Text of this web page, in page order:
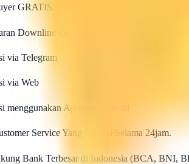
GRATIS.
Downline Otomatis / AutoReg Downline
via Telegram
via Web
menggunakan Aplikasi Android
Service Yang Handal Selama 24jam.
Bank Terbesar di Indonesia (BCA, BNI,